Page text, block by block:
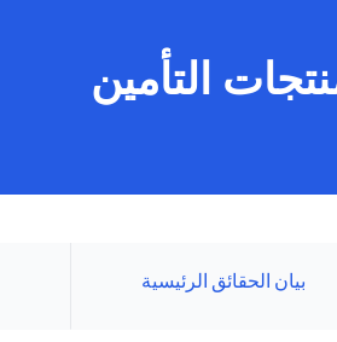
التأمين
بيان الحقائق الرئيسية